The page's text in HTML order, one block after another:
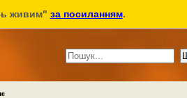
живим" за посиланням.